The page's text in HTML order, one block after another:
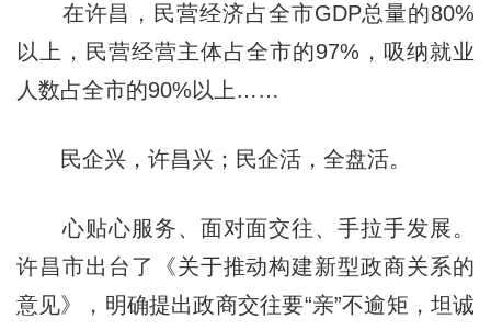
在许昌，民营经济占全市GDP总量的80%
以上，民营经营主体占全市的97%，吸纳就业
人数占全市的90%以上……
民企兴，许昌兴；民企活，全盘活。
心贴心服务、面对面交往、手拉手发展。
许昌市出台了《关于推动构建新型政商关系的
意见》，明确提出政商交往要“亲”不逾矩，坦诚